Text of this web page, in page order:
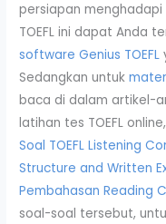
persiapan menghadapi
TOEFL ini dapat Anda
software Genius TOEFL
Sedangkan untuk
baca di dalam artikel-
latihan tes TOEFL
Soal TOEFL Listening
Structure and Written
Pembahasan Reading
soal-soal tersebut,